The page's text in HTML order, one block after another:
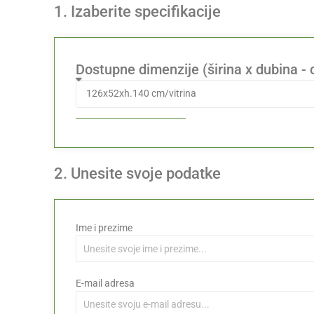
1. Izaberite specifikacije
Dostupne dimenzije (širina x dubina -
2. Unesite svoje podatke
Ime i prezime
E-mail adresa